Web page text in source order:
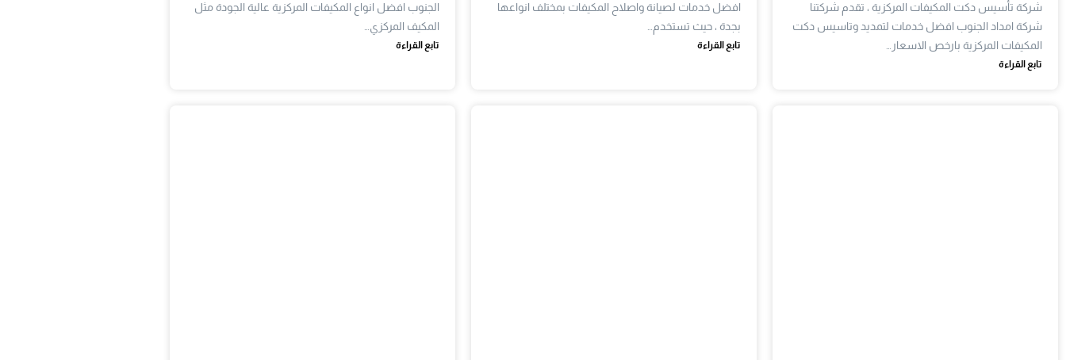
شركة تأسيس دكت المكيفات المركزية ، تقدم شركتنا
شركة امداد الجنوب افضل خدمات لتمديد وتاسيس دكت
المكيفات المركزية بارخص الاسعار…
تابع القراءة
افضل خدمات لصيانة واصلاح المكيفات بمختلف انواعها
بجدة ، حيث تستخدم…
تابع القراءة
الجنوب افضل انواع المكيفات المركزية عالية الجودة مثل
المكيف المركزي…
تابع القراءة